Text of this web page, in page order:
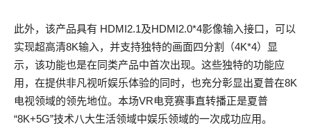
此外，该产品具有 HDMI2.1及HDMI2.0*4影像输入接口，可以
实现超高清8K输入，并支持独特的画面四分割（4K*4）显
示，该功能也是在同类产品中首次出现。这些独特的功能应
用，在提供非凡视听娱乐体验的同时，也充分彰显出夏普在8K
电视领域的领先地位。本场VR电竞赛事直转播正是夏普
“8K+5G”技术八大生活领域中娱乐领域的一次成功应用。